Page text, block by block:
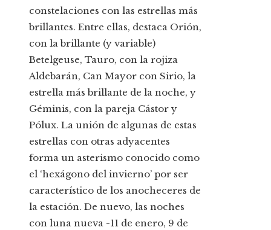
constelaciones con las estrellas más
brillantes. Entre ellas, destaca Orión,
con la brillante (y variable)
Betelgeuse, Tauro, con la rojiza
Aldebarán, Can Mayor con Sirio, la
estrella más brillante de la noche, y
Géminis, con la pareja Cástor y
Pólux. La unión de algunas de estas
estrellas con otras adyacentes
forma un asterismo conocido como
el ‘hexágono del invierno’ por ser
característico de los anocheceres de
la estación. De nuevo, las noches
con luna nueva -11 de enero, 9 de